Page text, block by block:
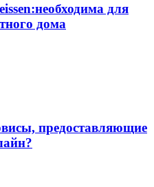
для
дома
предоставляющие